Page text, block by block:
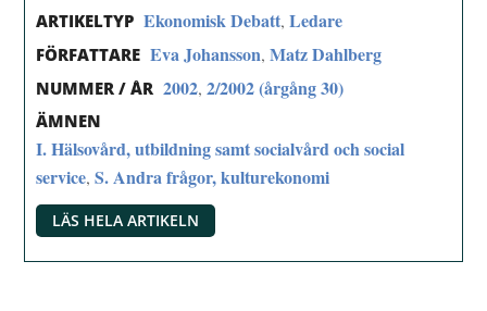
ARTIKELTYP Ekonomisk Debatt,Ledare
FÖRFATTARE Eva Johansson,Matz Dahlberg
NUMMER / ÅR 2002,2/2002 (årgång 30)
ÄMNEN
I. Hälsovård, utbildning samt socialvård och social
service,S. Andra frågor, kulturekonomi
LÄS HELA ARTIKELN